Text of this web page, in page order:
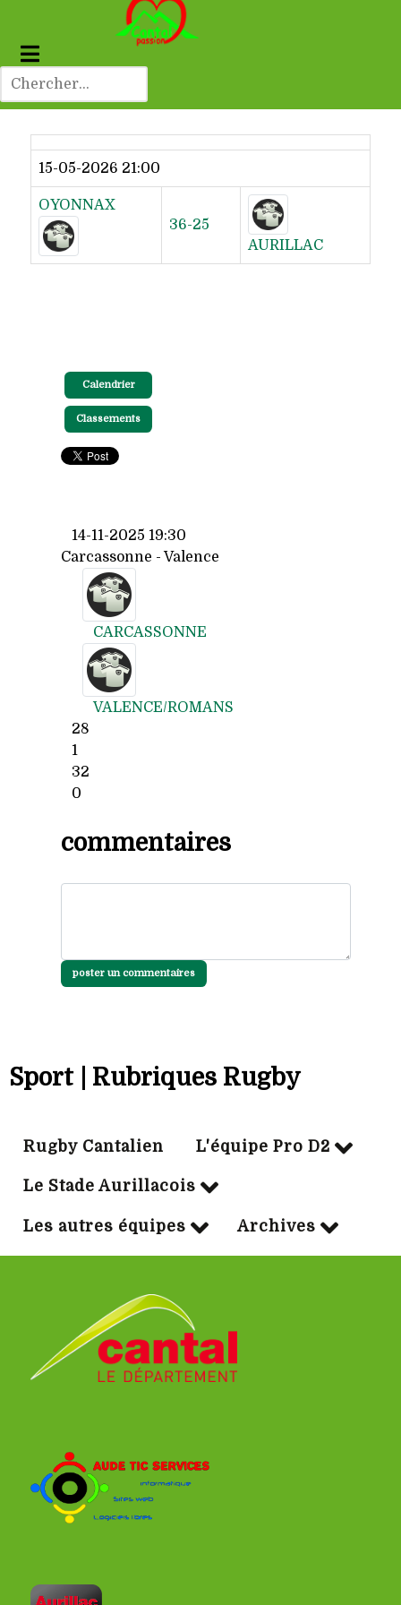
Dernier résultat
15-05-2026 21:00
OYONNAX
36-25
AURILLAC
Calendrier
Classements
14-11-2025 19:30
Carcassonne - Valence
CARCASSONNE
VALENCE/ROMANS
28
1
32
0
commentaires
poster un commentaires
Sport | Rubriques Rugby
Rugby Cantalien L'équipe Pro D2
Le Stade Aurillacois
Les autres équipes Archives